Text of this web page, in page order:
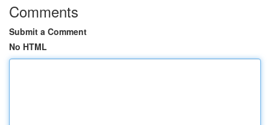
Comments
Submit a Comment
No HTML